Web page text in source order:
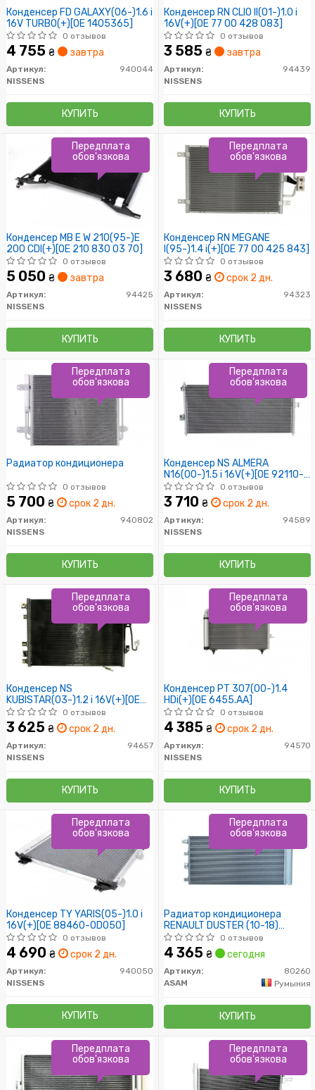
Конденсер FD GALAXY(06-)1.6 i
16V TURBO(+)[OE 1405365]
0 отзывов
4 755 ₴ завтра
Артикул:
940044
NISSENS
КУПИТЬ
Конденсер RN CLIO II(01-)1.0 i
16V(+)[OE 77 00 428 083]
0 отзывов
3 585 ₴ завтра
Артикул:
94439
NISSENS
КУПИТЬ
Конденсер MB E W 210(95-)E
200 CDI(+)[OE 210 830 03 70]
0 отзывов
5 050 ₴ завтра
Артикул:
94425
NISSENS
КУПИТЬ
Передплата
обов'язкова
Конденсер RN MEGANE
I(95-)1.4 i(+)[OE 77 00 425 843]
0 отзывов
3 680 ₴ срок 2 дн.
Артикул:
94323
NISSENS
КУПИТЬ
Передплата
обов'язкова
Радиатор кондиционера
0 отзывов
5 700 ₴ срок 2 дн.
Артикул:
940802
NISSENS
КУПИТЬ
Передплата
обов'язкова
Конденсер NS ALMERA
N16(00-)1.5 i 16V(+)[OE 92110-
BM400]
0 отзывов
3 710 ₴ срок 2 дн.
Артикул:
94589
NISSENS
КУПИТЬ
Передплата
обов'язкова
Конденсер NS
KUBISTAR(03-)1.2 i 16V(+)[OE
82 00 221 132]0 отзывов
3 625 ₴ срок 2 дн.
Артикул:
94657
NISSENS
КУПИТЬ
Передплата
обов'язкова
Конденсер PT 307(00-)1.4
HDi(+)[OE 6455.AA]
0 отзывов
4 385 ₴ срок 2 дн.
Артикул:
94570
NISSENS
КУПИТЬ
Передплата
обов'язкова
Конденсер TY YARIS(05-)1.0 i
16V(+)[OE 88460-0D050]
0 отзывов
4 690 ₴ срок 2 дн.
Артикул:
940050
NISSENS
КУПИТЬ
Передплата
обов'язкова
Радиатор кондиционера
RENAULT DUSTER (10-18)
(80260) ASAM0 отзывов
4 365 ₴ сегодня
Артикул:
80260
ASAM
Румыния
КУПИТЬ
Передплата
обов'язкова
Передплата
обов'язкова
Передплата
обов'язкова